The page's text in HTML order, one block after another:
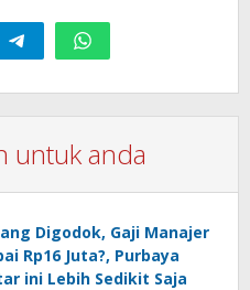
untuk anda
Digodok, Gaji Manajer
Rp16 Juta?, Purbaya
ini Lebih Sedikit Saja